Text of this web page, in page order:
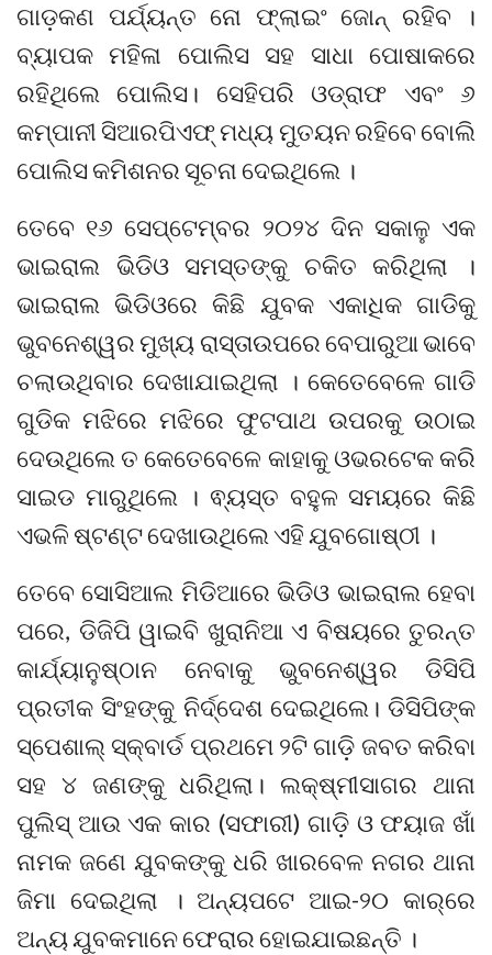
ଗାଡ଼କଣ ପର୍ଯ୍ୟନ୍ତ ନୋ ଫ୍ଲାଇଂ ଜୋନ୍ ରହିବ ।
ବ୍ୟାପକ ମହିଳା ପୋଲିସ ସହ ସାଧା ପୋଷାକରେ
ରହିଥିଲେ ପୋଲିସ। ସେହିପରି ଓଡ୍ରାଫ ଏବଂ ୬
କମ୍ପାନୀ ସିଆରପିଏଫ୍ ମଧ୍ୟ ମୁତୟନ ରହିବେ ବୋଲି
ପୋଲିସ କମିଶନର ସୂଚନା ଦେଇଥିଲେ ।
ତେବେ ୧୬ ସେପ୍ଟେମ୍ବର ୨୦୨୪ ଦିନ ସକାଳୁ ଏକ
ଭାଇରାଲ ଭିଡିଓ ସମସ୍ତଙ୍କୁ ଚକିତ କରିଥିଲା ।
ଭାଇରାଲ ଭିଡିଓରେ କିଛି ଯୁବକ ଏକାଧିକ ଗାଡିକୁ
ଭୁବନେଶ୍ୱର ମୁଖ୍ୟ ରାସ୍ତାଉପରେ ବେପାରୁଆ ଭାବେ
ଚଲାଉଥିବାର ଦେଖାଯାଇଥିଲା । କେତେବେଳେ ଗାଡି
ଗୁଡିକ ମଝିରେ ମଝିରେ ଫୁଟପାଥ ଉପରକୁ ଉଠାଇ
ଦେଉଥିଲେ ତ କେତେବେଳେ କାହାକୁ ଓଭରଟେକ କରି
ସାଇଡ ମାରୁଥିଲେ । ଵ୍ୟସ୍ତ ବହୁଳ ସମୟରେ କିଛି
ଏଭଳି ଷ୍ଟଣ୍ଟ ଦେଖାଉଥିଲେ ଏହି ଯୁବଗୋଷ୍ଠୀ ।
ତେବେ ସୋସିଆଲ ମିଡିଆରେ ଭିଡିଓ ଭାଇରାଲ ହେବା
ପରେ, ଡିଜିପି ୱାଇବି ଖୁରାନିଆ ଏ ବିଷୟରେ ତୁରନ୍ତ
କାର୍ଯ୍ୟାନୁଷ୍ଠାନ ନେବାକୁ ଭୁବନେଶ୍ୱର ଡିସିପି
ପ୍ରତୀକ ସିଂହଙ୍କୁ ନିର୍ଦ୍ଦେଶ ଦେଇଥିଲେ। ଡିସିପିଙ୍କ
ସ୍ପେଶାଲ୍ ସ୍କ୍ବାର୍ଡ ପ୍ରଥମେ ୨ଟି ଗାଡ଼ି ଜବତ କରିବା
ସହ ୪ ଜଣଙ୍କୁ ଧରିଥିଲା। ଲକ୍ଷ୍ମୀସାଗର ଥାନା
ପୁଲିସ୍ ଆଉ ଏକ କାର (ସଫାରୀ) ଗାଡ଼ି ଓ ଫୟାଜ ଖାଁ
ନାମକ ଜଣେ ଯୁବକଙ୍କୁ ଧରି ଖାରବେଳ ନଗର ଥାନା
ଜିମା ଦେଇଥିଲା । ଅନ୍ୟପଟେ ଆଇ-୨୦ କାର୍‌ରେ
ଅନ୍ୟ ଯୁବକମାନେ ଫେରାର ହୋଇଯାଇଛନ୍ତି ।